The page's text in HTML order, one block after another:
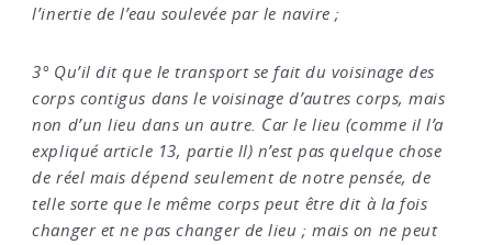
l’inertie de l’eau soulevée par le navire ;
3° Qu’il dit que le transport se fait du voisinage des
corps contigus dans le voisinage d’autres corps, mais
non d’un lieu dans un autre. Car le lieu (comme il l’a
expliqué article 13, partie ll) n’est pas quelque chose
de réel mais dépend seulement de notre pensée, de
telle sorte que le même corps peut être dit à la fois
changer et ne pas changer de lieu ; mais on ne peut